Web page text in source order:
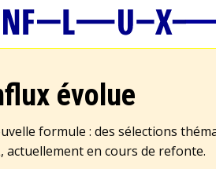
évolue
formule : des sélections
actuellement en cours de refonte.